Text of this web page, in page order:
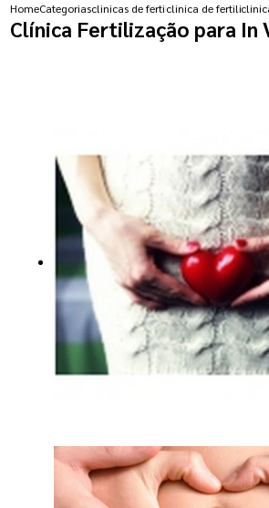
HomeCategoriasclinicas de fertilizacoes
clinica de
Clínica Fertilização para In